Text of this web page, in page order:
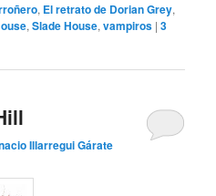
, El retrato de Dorian Grey,
,Slade House,vampiros |3
Illarregui Gárate